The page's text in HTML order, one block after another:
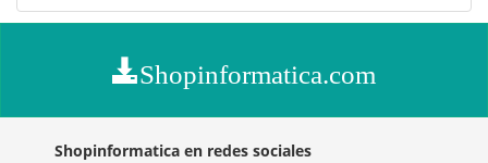
Shopinformatica.com
Shopinformatica en redes sociales